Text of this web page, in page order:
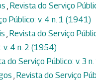
, Revista do Serviço
Público: v. 4 n. 1 (1941)
, Revista do Serviço
v. 4 n. 2 (1954)
do Serviço Público: v. 3
, Revista do Serviço